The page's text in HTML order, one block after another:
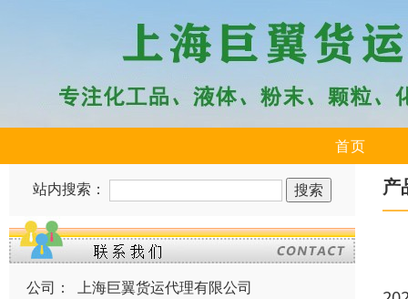
首页
站内搜索：
公司：
上海巨翼货运代理有限公司
产